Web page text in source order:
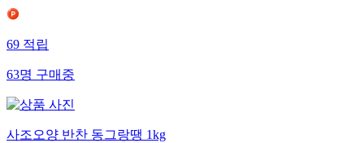
69 적립
63명 구매중
사조오양 반찬 동그랑땡 1kg